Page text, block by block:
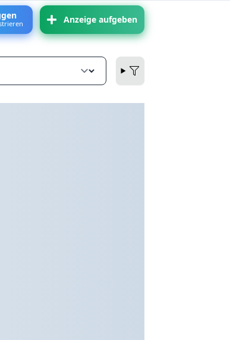
Anzeige aufgeben